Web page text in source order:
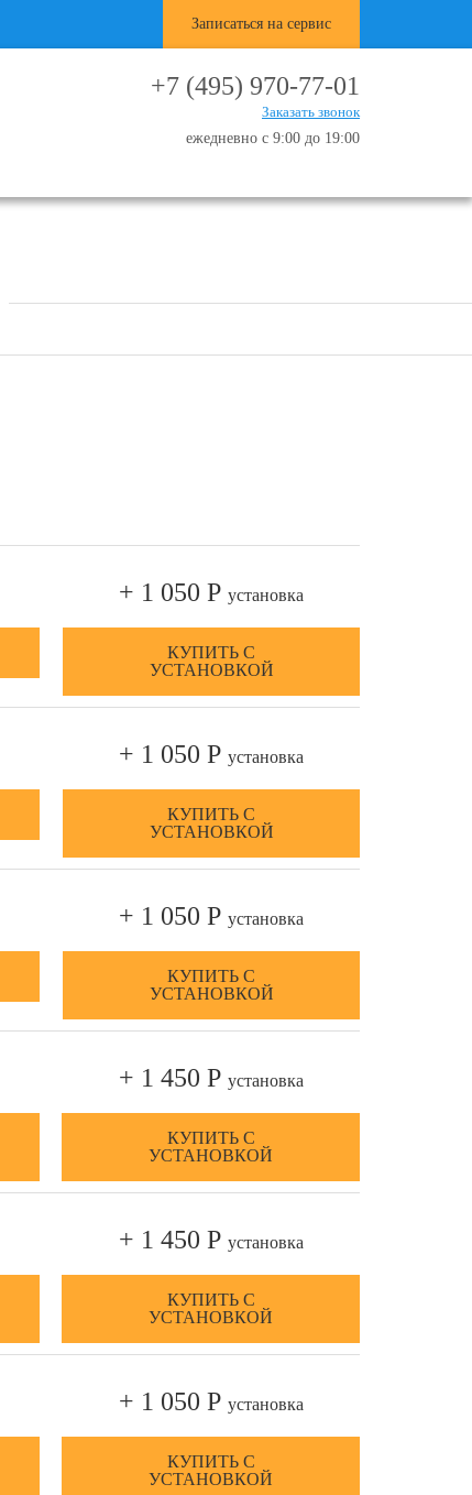
Записаться на сервис
+7 (495) 970-77-01
Заказать звонок
ежедневно с 9:00 до 19:00
+ 1 050 Р установка
КУПИТЬ С
УСТАНОВКОЙ
+ 1 050 Р установка
КУПИТЬ С
УСТАНОВКОЙ
+ 1 050 Р установка
КУПИТЬ С
УСТАНОВКОЙ
+ 1 450 Р установка
КУПИТЬ С
УСТАНОВКОЙ
+ 1 450 Р установка
КУПИТЬ С
УСТАНОВКОЙ
+ 1 050 Р установка
КУПИТЬ С
УСТАНОВКОЙ